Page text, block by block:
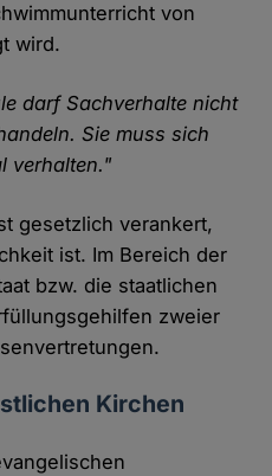
von
wird.
darf Sachverhalte nicht
Sie muss sich
verhalten."
gesetzlich verankert,
ist. Im Bereich der
bzw. die staatlichen
zweier
Kirchen